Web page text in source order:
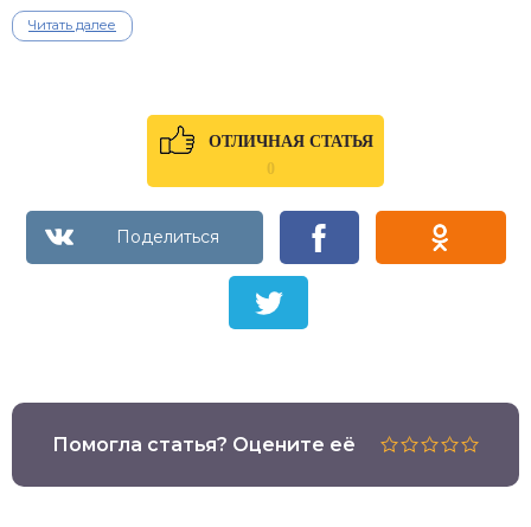
Читать далее
ОТЛИЧНАЯ СТАТЬЯ
0
Помогла статья? Оцените её